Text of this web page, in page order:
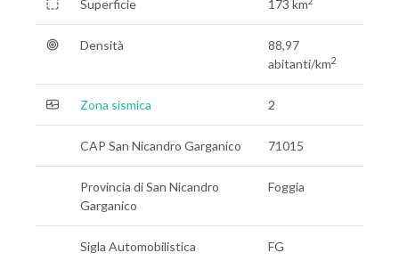
Superficie 173 km
Densità
88,97
abitanti/km2
Zona sismica 2
CAP San Nicandro Garganico 71015
Provincia di San Nicandro
Garganico
Foggia
Sigla Automobilistica FG